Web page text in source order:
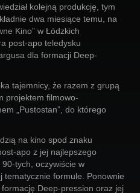
kolejną produkcję, tym
dwa miesiące temu, na
Kino” w Łódzkich
post-apo teledysku
dla formacji Deep-
tajemnicy, że razem z grupą
projektem filmowo-
„Pustostan”, do którego
na kino spod znaku
apo z jej najlepszego
90-tych, oczywiście w
tematycznie formule. Ponownie
formację Deep-pression oraz jej